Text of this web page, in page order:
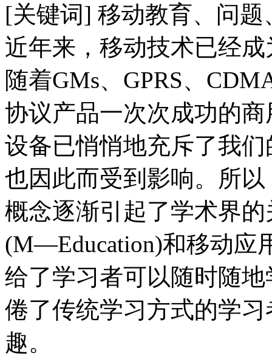
[关键词] 移动教育、问题
近年来，移动技术已经
随着GMs、GPRS、
协议产品一次次成功的
设备已悄悄地充斥了我
也因此而受到影响。所
概念逐渐引起了学术界
(M—Education)和移动应
给了学习者可以随时随
倦了传统学习方式的学
趣。